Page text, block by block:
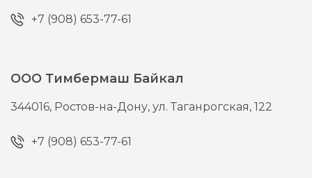
+7 (908) 653-77-61
ООО Тимбермаш Байкал
344016, Ростов-на-Дону,ул. Таганрогская, 122
+7 (908) 653-77-61